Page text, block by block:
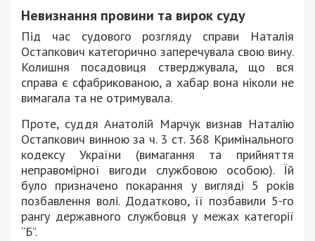
Невизнання провини та вирок суду
Під час судового розгляду справи Наталія
Остапкович категорично заперечувала свою вину.
Колишня посадовиця стверджувала, що вся
справа є сфабрикованою, а хабар вона ніколи не
вимагала та не отримувала.
Проте, суддя Анатолій Марчук визнав Наталію
Остапкович винною за ч. 3 ст. 368 Кримінального
кодексу України (вимагання та прийняття
неправомірної вигоди службовою особою). Їй
було призначено покарання у вигляді 5 років
позбавлення волі. Додатково, її позбавили 5-го
рангу державного службовця у межах категорії
“Б”.